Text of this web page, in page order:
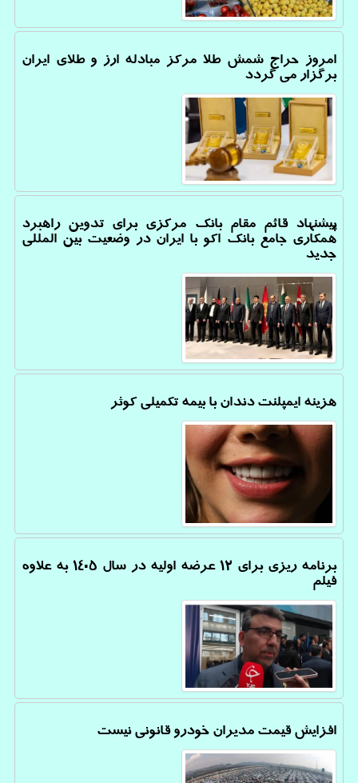
امروز حراج شمش طلا مرکز مبادله ارز و طلای ایران
برگزار می گردد
پیشنهاد قائم مقام بانک مرکزی برای تدوین راهبرد
همکاری جامع بانک اکو با ایران در وضعیت بین المللی
جدید
هزینه ایمپلنت دندان با بیمه تکمیلی کوثر
برنامه ریزی برای ۱۲ عرضه اولیه در سال ۱۴۰۵ به علاوه
فیلم
افزایش قیمت مدیران خودرو قانونی نیست